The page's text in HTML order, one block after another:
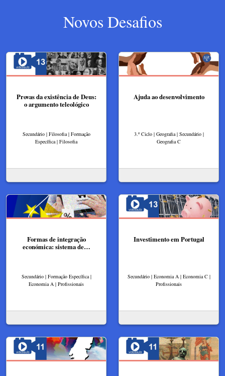
Novos Desafios
Provas da existência de Deus:
o argumento teleológico
Secundário | Filosofia | Formação
Específica | Filosofia
Ajuda ao desenvolvimento
3.º Ciclo | Geografia | Secundário |
Geografia C
Formas de integração
económica: sistema de…
Secundário | Formação Específica |
Economia A | Profissionais
Investimento em Portugal
Secundário | Economia A | Economia C |
Profissionais